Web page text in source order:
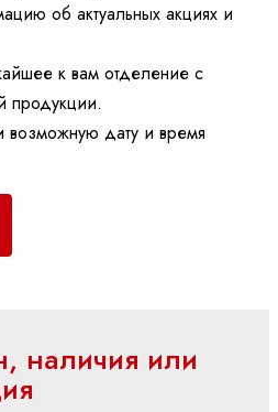
об актуальных акциях и
к вам отделение с
продукции.
возможную дату и время
наличия или